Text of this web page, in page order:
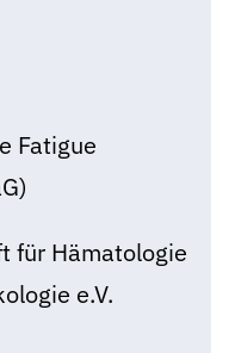
Fatigue
für Hämatologie
e.V.